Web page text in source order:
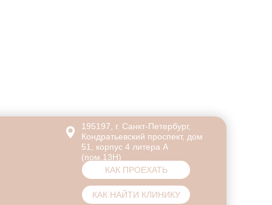
195197, г. Санкт-Петербург,
Кондратьевский проспект, дом
51, корпус 4 литера А
(пом.13Н)
КАК ПРОЕХАТЬ
КАК НАЙТИ КЛИНИКУ